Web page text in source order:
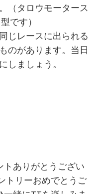
（タロウモータース
です）
じレースに出られる
のがあります。当日
しましょう。
トありがとうござい
トリーおめでとうご